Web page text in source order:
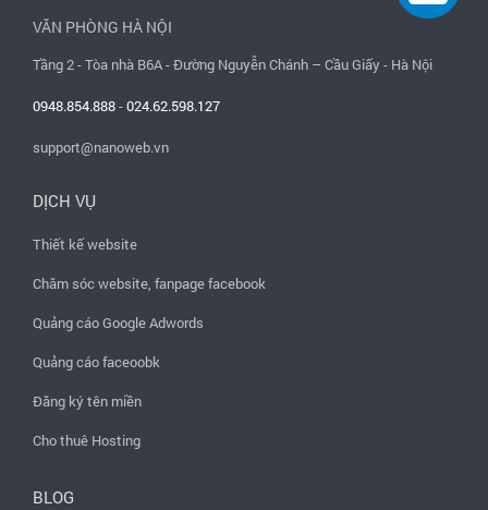
VĂN PHÒNG HÀ NỘI
Tầng 2 - Tòa nhà B6A - Đường Nguyễn Chánh – Cầu Giấy - Hà Nội
0948.854.888-024.62.598.127
support@nanoweb.vn
DỊCH VỤ
Thiết kế website
Chăm sóc website, fanpage facebook
Quảng cáo Google Adwords
Quảng cáo faceoobk
Đăng ký tên miền
Cho thuê Hosting
BLOG